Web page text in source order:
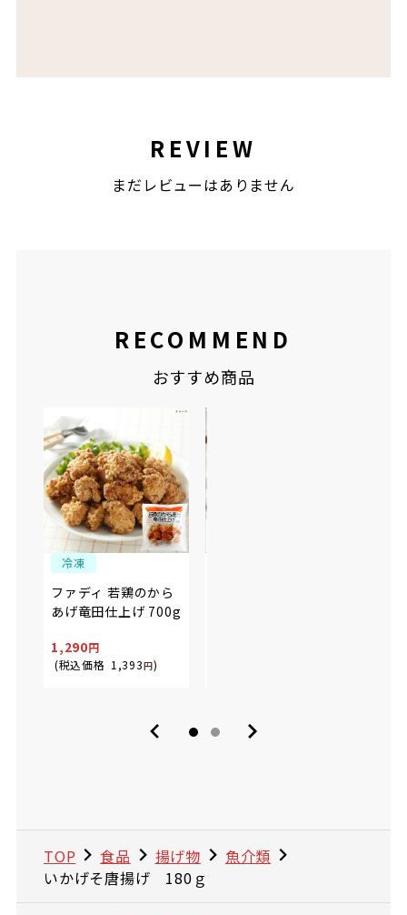
REVIEW
まだレビューはありません
RECOMMEND
おすすめ商品
冷凍
ファディ 若鶏のから
あげ竜田仕上げ 700g
1,290
(税込価格 1,393円)
TOP 食品 揚げ物
魚介類
いかげそ唐揚げ 180ｇ